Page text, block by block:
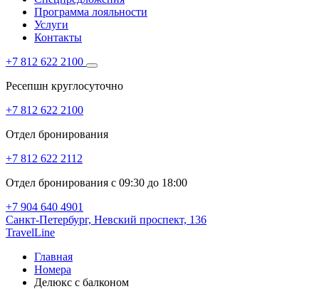
Программа лояльности
Услуги
Контакты
+7 812 622 2100
Ресепшн круглосуточно
+7 812 622 2100
Отдел бронирования
+7 812 622 2112
Отдел бронирования с 09:30 до 18:00
+7 904 640 4901
Санкт-Петербург, Невский проспект, 136
TravelLine
Главная
Номера
Делюкс с балконом